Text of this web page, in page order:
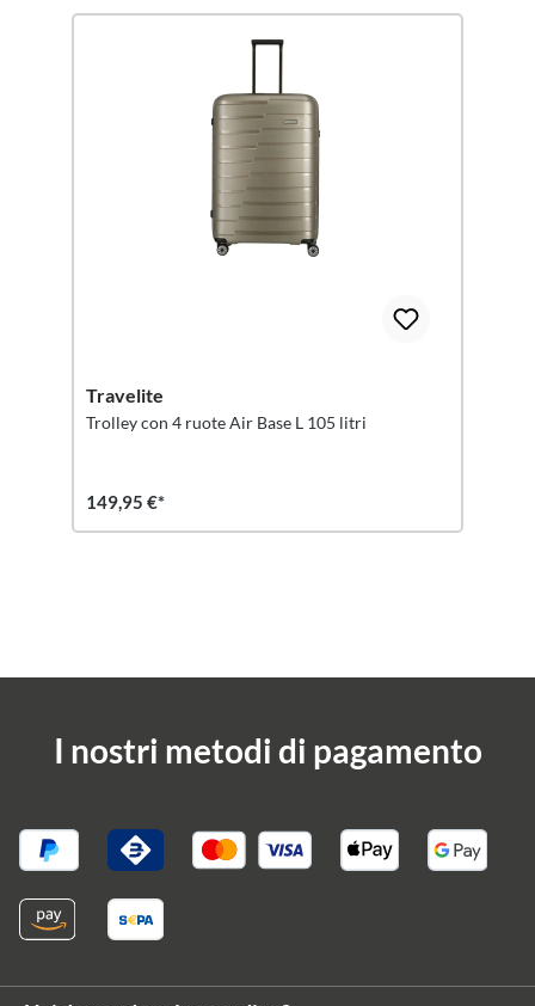
Travelite
Trolley con 4 ruote Air Base L 105 litri
149,95 €*
I nostri metodi di pagamento